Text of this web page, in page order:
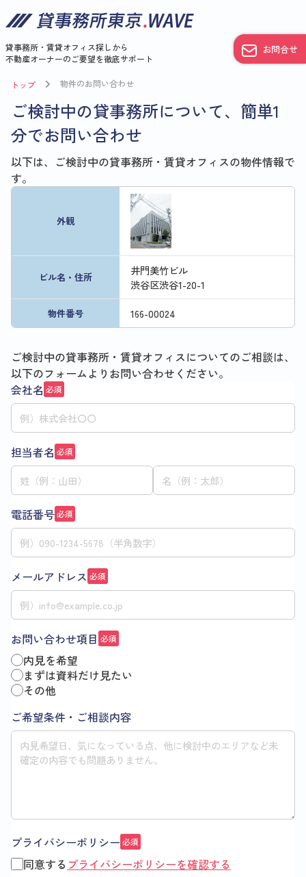
貸事務所・賃貸オフィス探しから
不動産オーナーのご要望を徹底サポート
お問合せ
トップ 物件のお問い合わせ
ご検討中の貸事務所について、簡単1
分でお問い合わせ
以下は、ご検討中の貸事務所・賃貸オフィスの物件情報で
す。
外観
ビル名・住所
井門美竹ビル
渋谷区渋谷1-20-1
物件番号 166-00024
ご検討中の貸事務所・賃貸オフィスについてのご相談は、
以下のフォームよりお問い合わせください。
会社名 必須
担当者名 必須
電話番号必須
メールアドレス 必須
お問い合わせ項目 必須
内見を希望
まずは資料だけ見たい
その他
ご希望条件・ご相談内容
プライバシーポリシー 必須
同意する プライバシーポリシーを確認する